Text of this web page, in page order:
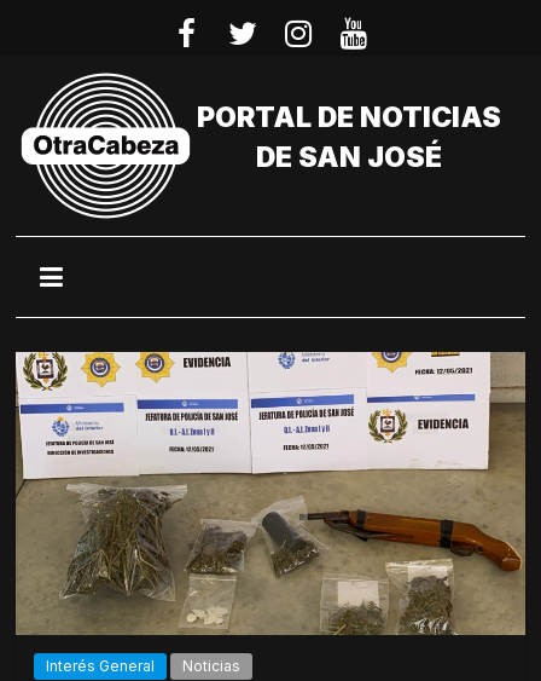
PORTAL DE NOTICIAS
DE SAN JOSÉ
Interés General Noticias